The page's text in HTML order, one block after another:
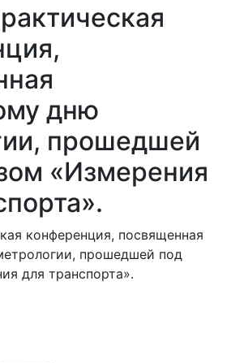
дню
прошедшей
«Измерения
конференция, посвященная
прошедшей под
для транспорта».